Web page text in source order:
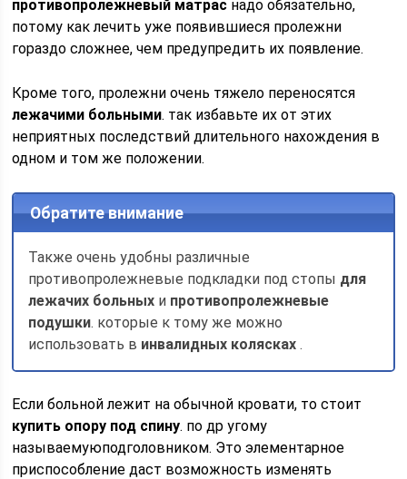
противопролежневый матрас надо обязательно,
потому как лечить уже появившиеся пролежни
гораздо сложнее, чем предупредить их появление.
Кроме того, пролежни очень тяжело переносятся
лежачими больными. так избавьте их от этих
неприятных последствий длительного нахождения в
одном и том же положении.
Обратите внимание
Также очень удобны различные
противопролежневые подкладки под стопы для
лежачих больных и противопролежневые
подушки. которые к тому же можно
использовать в инвалидных колясках .
Если больной лежит на обычной кровати, то стоит
купить опору под спину. по др угому
называемуюподголовником. Это элементарное
приспособление даст возможность изменять